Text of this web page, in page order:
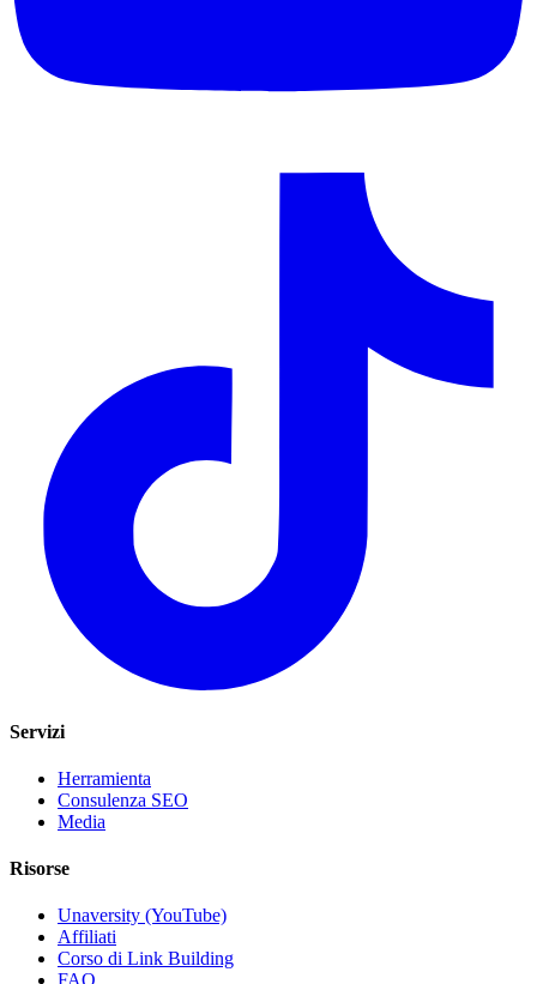
Servizi
Herramienta
Consulenza SEO
Media
Risorse
Unaversity (YouTube)
Affiliati
Corso di Link Building